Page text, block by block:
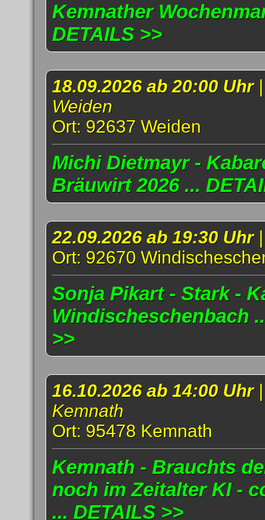
Kemnather
DETAILS >>
18.09.2026 ab 20:00 Uhr
Weiden
Ort: 92637 Weiden
Michi Dietmayr -
Bräuwirt 2026 ...
22.09.2026 ab 19:30 Uhr
Ort: 92670
Sonja Pikart - Stark -
Windischeschenbach
>>
16.10.2026 ab 14:00 Uhr
Kemnath
Ort: 95478 Kemnath
Kemnath - Brauchts
noch im Zeitalter KI -
... DETAILS >>